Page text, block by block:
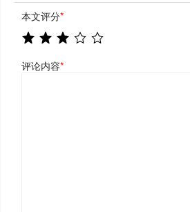
本文评分*
评论内容*